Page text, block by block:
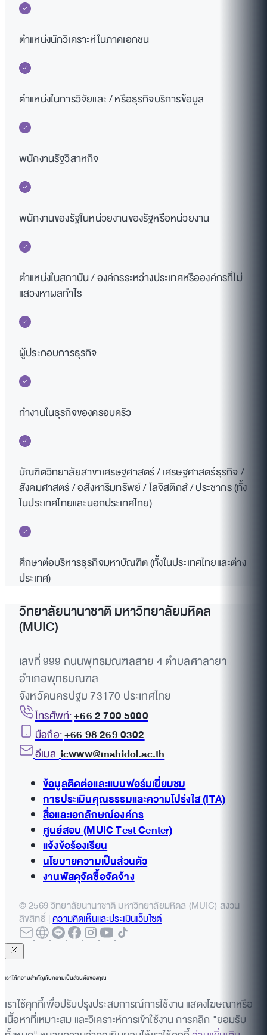
ตำแหน่งนักวิเคราะห์ในภาคเอกชน
ตำแหน่งในการวิจัยและ / หรือธุรกิจบริการข้อมูล
พนักงานรัฐวิสาหกิจ
พนักงานของรัฐในหน่วยงานของรัฐหรือหน่วยงาน
ตำแหน่งในสถาบัน / องค์กรระหว่างประเทศหรือองค์กรที่ไม่
แสวงหาผลกำไร
ผู้ประกอบการธุรกิจ
ทำงานในธุรกิจของครอบครัว
บัณฑิตวิทยาลัยสาขาเศรษฐศาสตร์ / เศรษฐศาสตร์ธุรกิจ /
สังคมศาสตร์ / อสังหาริมทรัพย์ / โลจิสติกส์ / ประชากร (ทั้ง
ในประเทศไทยและนอกประเทศไทย)
ศึกษาต่อบริหารธุรกิจมหาบัณฑิต (ทั้งในประเทศไทยและต่าง
ประเทศ)
วิทยาลัยนานาชาติ มหาวิทยาลัยมหิดล
(MUIC)
เลขที่ 999 ถนนพุทธมณฑลสาย 4 ตำบลศาลายา
อำเภอพุทธมณฑล
จังหวัดนครปฐม 73170 ประเทศไทย
โทรศัพท์:+66 2 700 5000
มือถือ:+66 98 269 0302
อีเมล:icwww@mahidol.ac.th
ข้อมูลติดต่อและแบบฟอร์มเยี่ยมชม
การประเมินคุณธรรมและความโปร่งใส (ITA)
สื่อและเอกลักษณ์องค์กร
ศูนย์สอบ (MUIC Test Center)
แจ้งข้อร้องเรียน
นโยบายความเป็นส่วนตัว
งานพัสดุจัดซื้อจัดจ้าง
© 2569 วิทยาลัยนานาชาติ มหาวิทยาลัยมหิดล (MUIC) สงวน
ลิขสิทธิ์ |ความคิดเห็นและประเมินเว็บไซต์
เราให้ความสำคัญกับความเป็นส่วนตัวของคุณ
เราใช้คุกกี้เพื่อปรับปรุงประสบการณ์การใช้งาน แสดงโฆษณาหรือ
เนื้อหาที่เหมาะสม และวิเคราะห์การเข้าใช้งาน การคลิก "ยอมรับ